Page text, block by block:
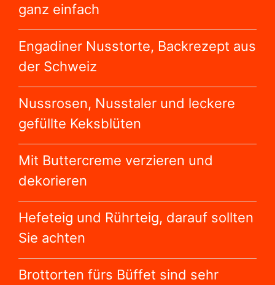
ganz einfach
Engadiner Nusstorte, Backrezept aus
der Schweiz
Nussrosen, Nusstaler und leckere
gefüllte Keksblüten
Mit Buttercreme verzieren und
dekorieren
Hefeteig und Rührteig, darauf sollten
Sie achten
Brottorten fürs Büffet sind sehr